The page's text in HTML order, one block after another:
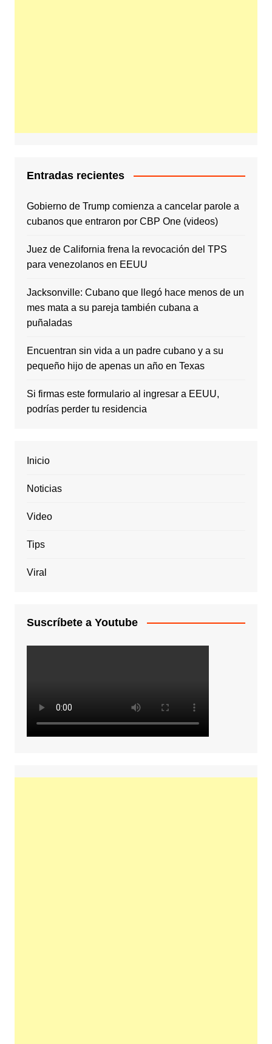
Entradas recientes
Gobierno de Trump comienza a cancelar parole a
cubanos que entraron por CBP One (videos)
Juez de California frena la revocación del TPS
para venezolanos en EEUU
Jacksonville: Cubano que llegó hace menos de un
mes mata a su pareja también cubana a
puñaladas
Encuentran sin vida a un padre cubano y a su
pequeño hijo de apenas un año en Texas
Si firmas este formulario al ingresar a EEUU,
podrías perder tu residencia
Inicio
Noticias
Video
Tips
Viral
Suscríbete a Youtube